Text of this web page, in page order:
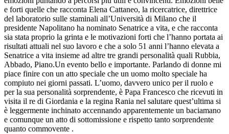
e forti quelle che racconta Elena Cattaneo, la ricercatrice, direttrice
del laboratorio sulle staminali all’Università di Milano che il
presidente Napolitano ha nominato Senatrice a vita, e che racconta
sia stata proprio la grinta e le motivazioni forti che l’hanno portata ai
risultati attuali nel suo lavoro e che a solo 51 anni l’hanno elevata a
Senatrice a vita insieme ad altre tre grandi personalità quali Rubbia,
Abbado, Piano.Un evento bello e importante. Parlando di donne mi
piace finire con un atto speciale che un uomo molto speciale ha
compiuto nei giorni passati. L’uomo, davvero unico per il ruolo e
per la sua personalità sorprendente, è Papa Francesco che ricevuti in
visita il re di Giordania e la regina Rania nel salutare quest’ultima si
è leggermente inchinato accennando apparentemente un baciamano
e comunque un atto di sottomissione e rispetto tanto sorprendente
quanto commovente .